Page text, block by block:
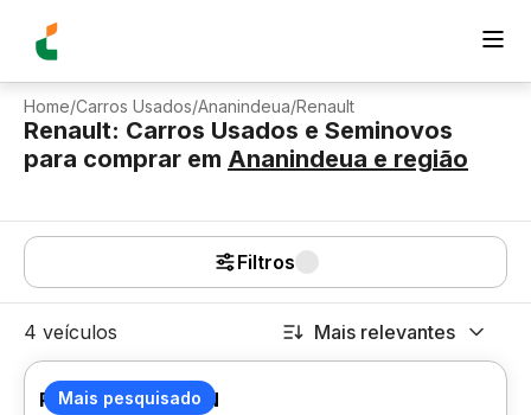
Home/Carros Usados/Ananindeua/Renault
Renault: Carros Usados e Seminovos
para comprar em Ananindeua e região
Filtros
4 veículos Mais relevantes
Mais pesquisado
RENAULT KARDIAN